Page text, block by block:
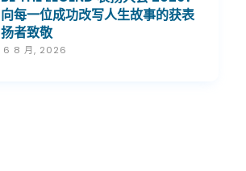
向每一位成功改写人生故事的获表
扬者致敬
6 8 月, 2026